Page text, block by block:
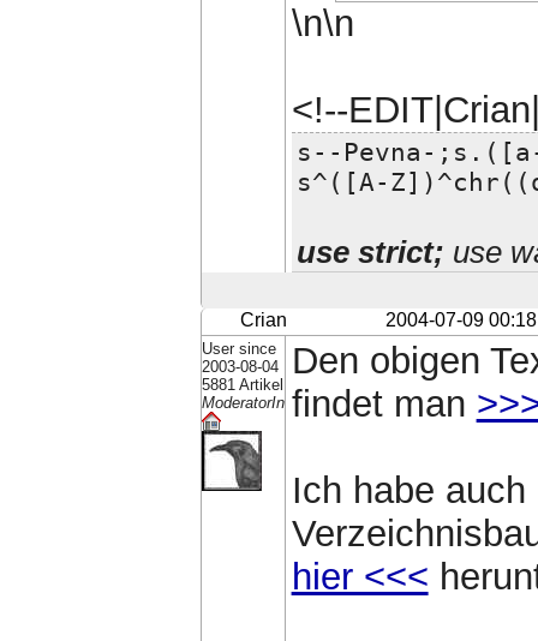
\n\n
<!--
s--Pevna-
s^([A-
use strict; use
Crian 2004-07-09 00:18
User since
2003-08-04
5881 Artikel
ModeratorIn
Den obigen
findet man
Ich habe
hier <<<